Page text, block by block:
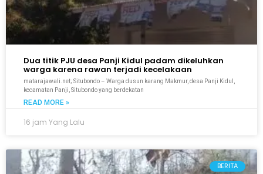
Dua titik PJU desa Panji Kidul padam dikeluhkan
warga karena rawan terjadi kecelakaan
matarajawali.net; Situbondo – Warga dusun karang Makmur, desa Panji Kidul,
kecamatan Panji, Situbondo yang berdekatan
READ MORE »
16 jam Yang Lalu
BERITA